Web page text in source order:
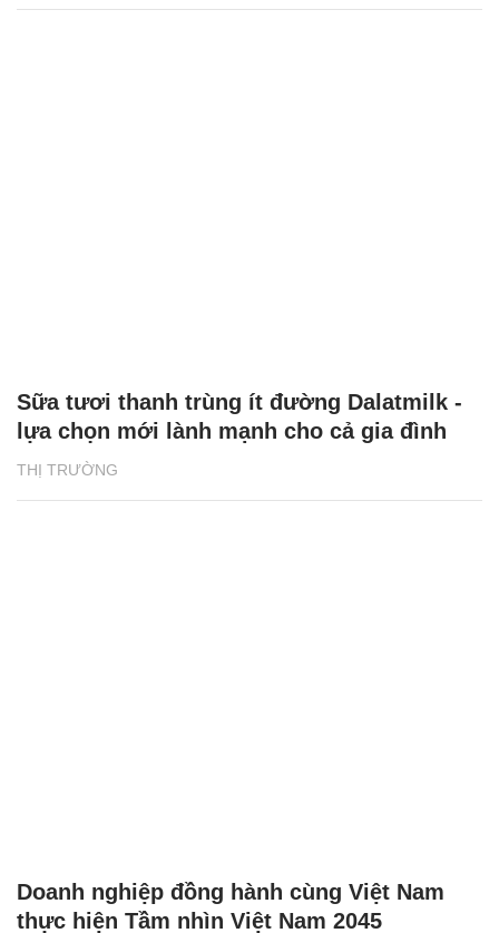
THỊ TRƯỜNG
Sữa tươi thanh trùng ít đường Dalatmilk -
lựa chọn mới lành mạnh cho cả gia đình
Doanh nghiệp đồng hành cùng Việt Nam
thực hiện Tầm nhìn Việt Nam 2045